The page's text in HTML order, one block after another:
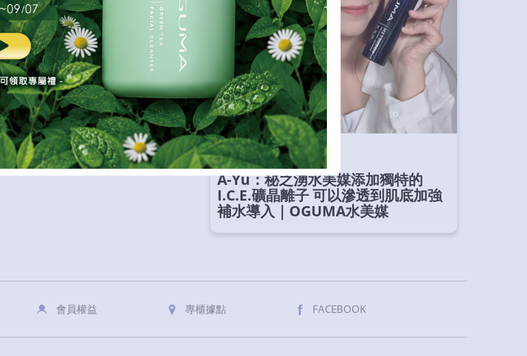
部落客推薦
A-Yu：秘之湧水美媒添加獨特的
I.C.E.礦晶離子 可以滲透到肌底加強
補水導入｜OGUMA水美媒
會員權益 專櫃據點 FACEBOOK